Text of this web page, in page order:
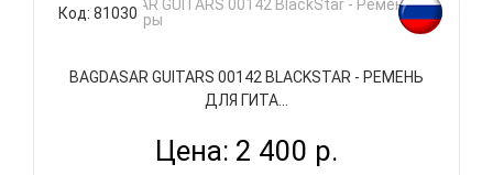
Код: 81030
BAGDASAR GUITARS 00142 BLACKSTAR - РЕМЕНЬ
ДЛЯ ГИТА...
Цена: 2 400 р.